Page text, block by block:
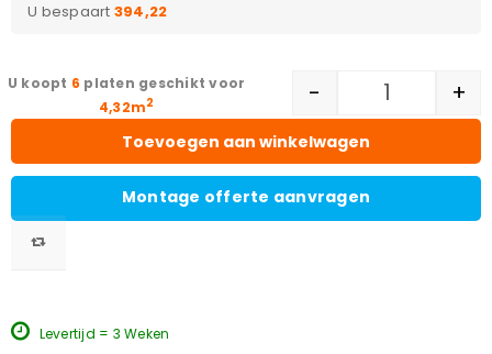
U bespaart 394,22
- +
Toevoegen aan winkelwagen
Montage offerte aanvragen
6 platen geschikt voor
4,32m2
Levertijd = 3 Weken